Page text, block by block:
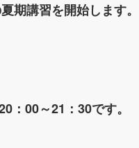
期講習を開始します。
：00～21：30です。